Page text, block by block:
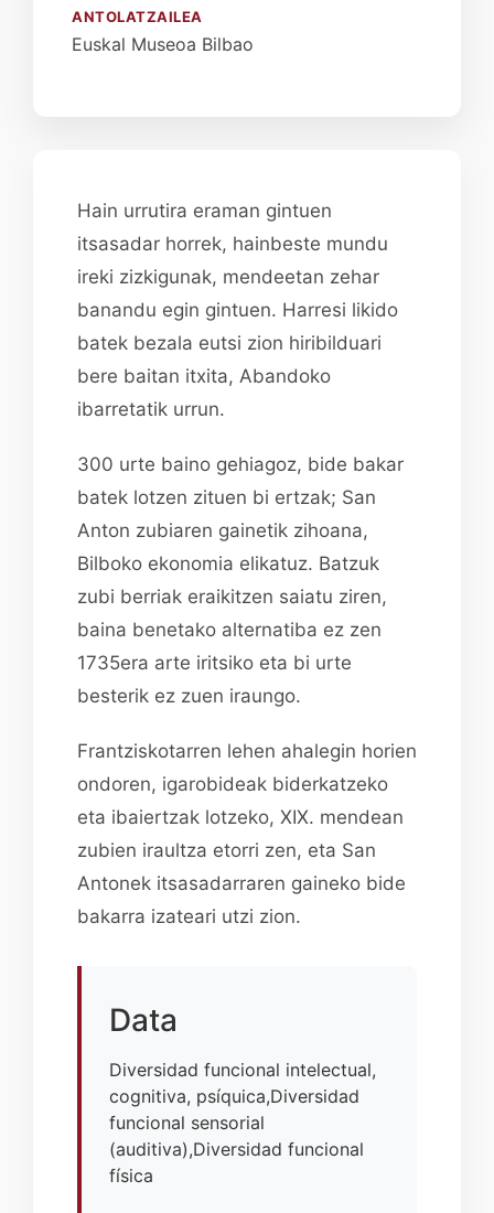
Hain urrutira eraman gintuen
itsasadar horrek, hainbeste mundu
ireki zizkigunak, mendeetan zehar
banandu egin gintuen. Harresi likido
batek bezala eutsi zion hiribilduari
bere baitan itxita, Abandoko
ibarretatik urrun.
300 urte baino gehiagoz, bide bakar
batek lotzen zituen bi ertzak; San
Anton zubiaren gainetik zihoana,
Bilboko ekonomia elikatuz. Batzuk
zubi berriak eraikitzen saiatu ziren,
baina benetako alternatiba ez zen
1735era arte iritsiko eta bi urte
besterik ez zuen iraungo.
Frantziskotarren lehen ahalegin horien
ondoren, igarobideak biderkatzeko
eta ibaiertzak lotzeko, XIX. mendean
zubien iraultza etorri zen, eta San
Antonek itsasadarraren gaineko bide
bakarra izateari utzi zion.
Data
Diversidad funcional intelectual,
cognitiva, psíquica,Diversidad
funcional sensorial
(auditiva),Diversidad funcional
física
ANTOLATZAILEA
Euskal Museoa Bilbao